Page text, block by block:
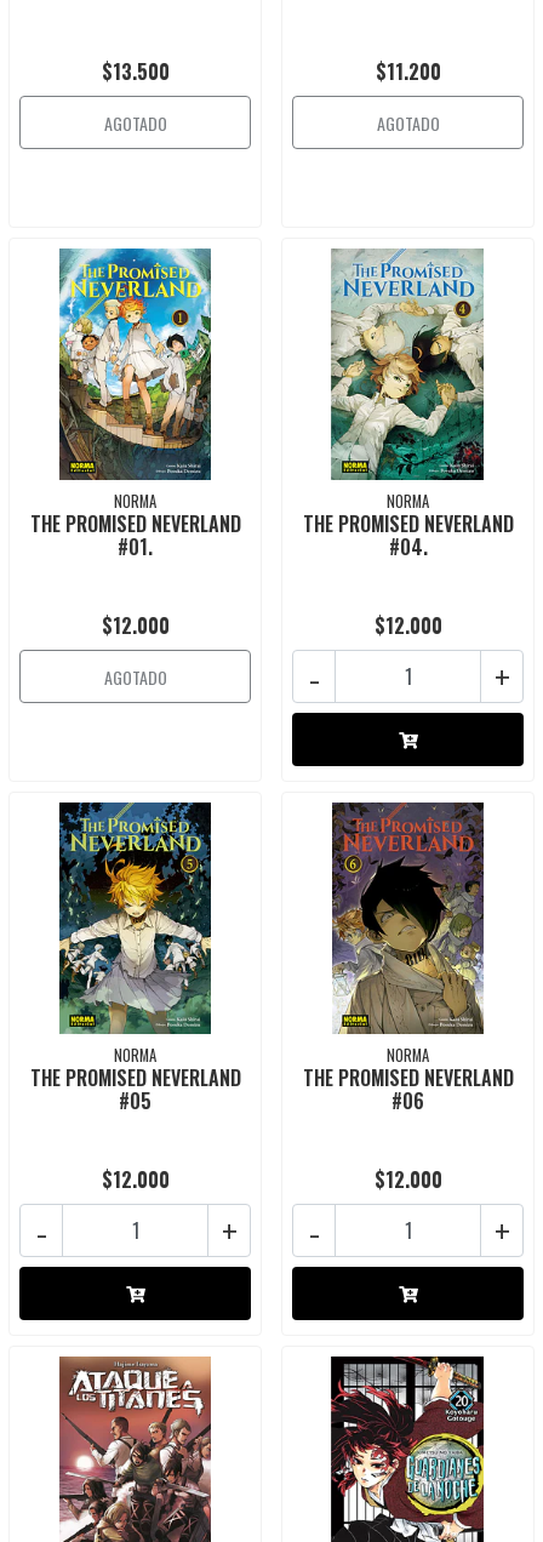
$13.500
AGOTADO
$11.200
AGOTADO
NORMA
THE PROMISED NEVERLAND
#01.
$12.000
AGOTADO
NORMA
THE PROMISED NEVERLAND
#04.
$12.000
+
-
NORMA
THE PROMISED NEVERLAND
#05
$12.000
+
-
NORMA
THE PROMISED NEVERLAND
#06
$12.000
+
-